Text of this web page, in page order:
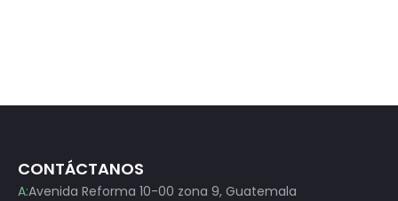
CONTÁCTANOS
A:Avenida Reforma 10-00 zona 9, Guatemala